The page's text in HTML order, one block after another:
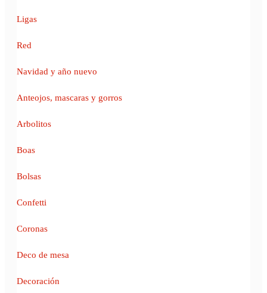
Ligas
Red
Navidad y año nuevo
Anteojos, mascaras y gorros
Arbolitos
Boas
Bolsas
Confetti
Coronas
Deco de mesa
Decoración